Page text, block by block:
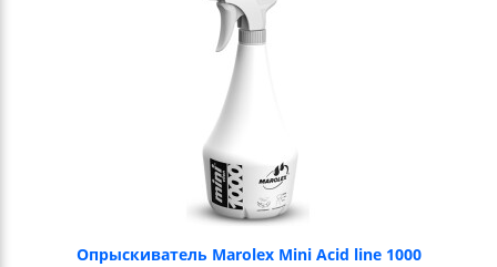
Опрыскиватель Marolex Mini Acid line 1000